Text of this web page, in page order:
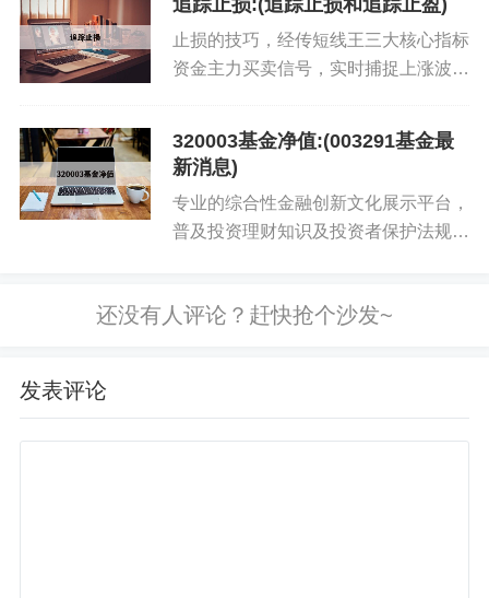
追踪止损:(追踪止损和追踪止盈)
止损的技巧，经传短线王三大核心指标
资金主力买卖信号，实时捕捉上涨波
320003基金净值:(003291基金最
新消息)
专业的综合性金融创新文化展示平台，
普及投资理财知识及投资者保护法规，
深受股民喜欢的炒股软件，股票实时异
发表评论